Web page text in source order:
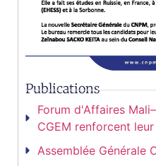
Publications
Forum d'Affaires
CGEM renforcent
Assemblée Générale